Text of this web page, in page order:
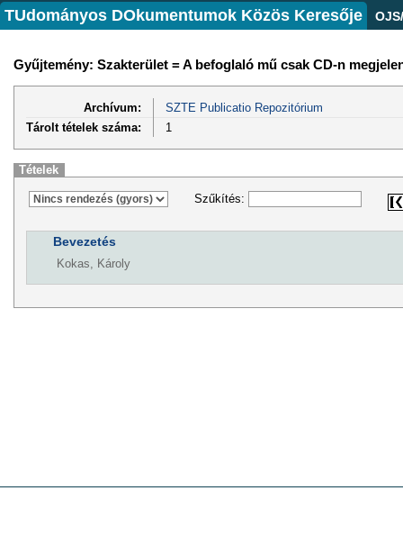
TUdományos DOkumentumok Közös Keresője
Gyűjtemény: Szakterület = A befoglaló mű csak CD-n
Archívum:
SZTE Publicatio Repozitórium
Tárolt tételek száma:
1
Tételek
Szűkítés:
Bevezetés
Kokas, Károly